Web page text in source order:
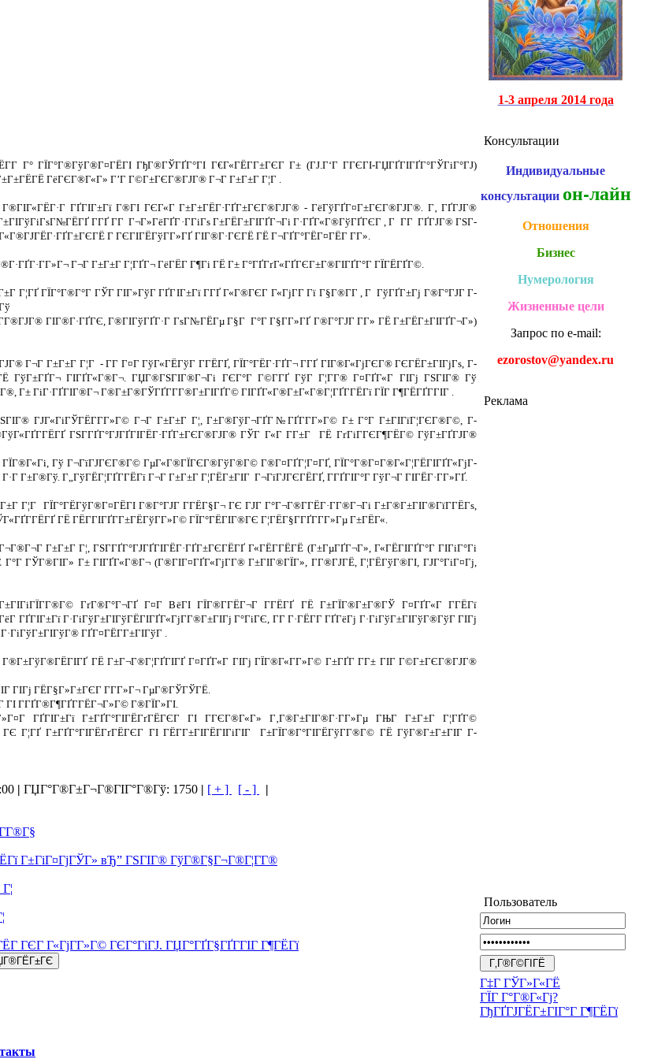
Г° ГЇГ°Г®ГўГ®Г¤ГЁГІ ГђГ®ГЎГҐГ°ГІ Г€Г«ГЁГ­Г±ГЄГ Г± (ГЈ.Г‘Г Г­ГЄГІ-ГЏГҐГІГҐГ°ГЎГіГ°ГЈ)
ГёГЄГ®Г«Г» Г’Г Г©Г±ГЄГ®ГЈГ® Г¬Г Г±Г±Г Г¦Г .
ГҐГІГ±Гї Г®ГІ ГЄГ«Г Г±Г±ГЁГ·ГҐГ±ГЄГ®ГЈГ® - ГёГўГҐГ¤Г±ГЄГ®ГЈГ®. Г‚ ГҐГЈГ®
Г­ГҐ Г­Г Г¬Г»ГёГҐГ·Г­ГіГѕ Г±ГЁГ±ГІГҐГ¬Гі Г·ГҐГ«Г®ГўГҐГЄГ , Г Г­Г ГҐГЈГ® ГЅГ­
Г ГЄГІГЁГўГ­Г»ГҐ ГІГ®Г·ГЄГЁ ГЁ Г¬ГҐГ°ГЁГ¤ГЁГ Г­Г».
Г¬Г Г±Г±Г Г¦ГҐГ¬ ГёГЁГ Г¶Гі ГЁ Г± Г°ГҐГґГ«ГҐГЄГ±Г®ГІГҐГ°Г ГЇГЁГҐГ©.
Г¦ГҐ ГЇГ°Г®Г°Г ГЎГ ГІГ»ГўГ ГҐГІГ±Гї Г­ГҐ Г«Г®ГЄГ Г«ГјГ­Г Гї Г§Г®Г­Г , Г ГўГҐГ±Гј Г®Г°ГЈГ Г­
ГІГ®Г·ГҐГЄ, Г®ГІГўГҐГ·Г ГѕГ№ГЁГµ Г§Г Г°Г Г§Г­Г»ГҐ Г®Г°ГЈГ Г­Г» ГЁ Г±ГЁГ±ГІГҐГ¬Г»)
Г¬Г Г±Г±Г Г¦Г - Г­Г Г¤Г ГўГ«ГЁГўГ Г­ГЁГҐ, ГЇГ°ГЁГ·ГҐГ¬ Г­ГҐ ГІГ®Г«ГјГЄГ® ГЄГЁГ±ГІГјГѕ, Г­
ГўГ±ГҐГ¬ ГІГҐГ«Г®Г¬. ГЏГ®ГЅГІГ®Г¬Гі ГЄГ°Г Г©Г­ГҐ ГўГ Г¦Г­Г® Г¤ГҐГ«Г ГІГј ГЅГІГ® Гў
Г± ГіГ·ГҐГІГ®Г¬ Г®Г±Г®ГЎГҐГ­Г­Г®Г±ГІГҐГ© ГІГҐГ«Г®Г±Г«Г®Г¦ГҐГ­ГЁГї ГЇГ Г¶ГЁГҐГ­ГІГ .
ГЈГ«ГіГЎГЁГ­Г­Г»Г© Г¬Г Г±Г±Г Г¦, Г±Г®ГўГ¬ГҐГ№ГҐГ­Г­Г»Г© Г± Г°Г Г±ГІГїГ¦ГЄГ®Г©, Г­
ГЅГ­ГҐГ°ГЈГҐГІГЁГ·ГҐГ±ГЄГ®ГЈГ® ГЎГ Г«Г Г­Г±Г ГЁ ГґГіГ­ГЄГ¶ГЁГ© ГўГ±ГҐГЈГ®
Гў Г¬ГїГЈГЄГ®Г© ГµГ«Г®ГЇГЄГ®ГўГ®Г© Г®Г¤ГҐГ¦Г¤ГҐ, ГЇГ°Г®Г¤Г®Г«Г¦ГЁГІГҐГ«ГјГ­
Г±Г®Гў. Г„ГўГЁГ¦ГҐГ­ГЁГї Г¬Г Г±Г±Г Г¦ГЁГ±ГІГ Г¬ГїГЈГЄГЁГҐ, Г­ГҐГІГ°Г ГўГ¬Г ГІГЁГ·Г­Г»ГҐ.
Г¦Г ГЇГ°ГЁГўГ®Г¤ГЁГІ Г®Г°ГЈГ Г­ГЁГ§Г¬ ГЄ ГЈГ Г°Г¬Г®Г­ГЁГ·Г­Г®Г¬Гі Г±Г®Г±ГІГ®ГїГ­ГЁГѕ,
ГЁ ГЁГ­ГІГҐГ­Г±ГЁГўГ­Г»Г© ГЇГ°ГЁГІГ®ГЄ Г¦ГЁГ§Г­ГҐГ­Г­Г»Гµ Г±ГЁГ«.
Г±Г±Г Г¦, ГЅГ­ГҐГ°ГЈГҐГІГЁГ·ГҐГ±ГЄГЁГҐ Г«ГЁГ­ГЁГЁ (Г±ГµГҐГ¬Г», Г«ГЁГІГҐГ°Г ГІГіГ°Гі
ГЎГ®ГІГ» Г± ГІГҐГ«Г®Г¬ (Г®ГІГ¤ГҐГ«ГјГ­Г® Г±ГІГ®ГЇГ», Г­Г®ГЈГЁ, Г¦ГЁГўГ®ГІ, ГЈГ°ГіГ¤Гј,
ГґГ®Г°Г¬ГҐ Г¤Г ВёГІ ГЇГ®Г­ГЁГ¬Г Г­ГЁГҐ ГЁ Г±ГЇГ®Г±Г®ГЎ Г¤ГҐГ«Г Г­ГЁГї
Г·ГіГўГ±ГІГўГЁГІГҐГ«ГјГ­Г®Г±ГІГј Г°ГіГЄ, Г­Г Г·ГЁГ­Г ГҐГёГј Г·ГіГўГ±ГІГўГ®ГўГ ГІГј
ГҐГ¤ГЁГ­Г±ГІГўГ .
ГЁ Г±Г¬Г®Г¦ГҐГІГҐ Г¤ГҐГ«Г ГІГј ГЇГ®Г«Г­Г»Г© Г±ГҐГ Г­Г± ГІГ Г©Г±ГЄГ®ГЈГ®
ГІГј ГЁГ§Г»Г±ГЄГ Г­Г­Г»Г¬ ГµГ®ГЎГЎГЁ.
ГІ Г­ГҐГ®Г¶ГҐГ­ГЁГ¬Г»Г© Г®ГЇГ»ГІ.
ГҐГІГ±Гї Г±ГҐГ°ГІГЁГґГЁГЄГ ГІ ГГЄГ®Г«Г» Г‚Г®Г±ГІГ®Г·Г­Г»Гµ ГЊГ Г±Г±Г Г¦ГҐГ©
Г¦ГҐ Г±ГҐГ°ГІГЁГґГЁГЄГ ГІ ГЁГ­Г±ГІГЁГІГіГІГ Г±ГЇГ®Г°ГІГЁГўГ­Г®Г© ГЁ ГўГ®Г±Г±ГІГ Г­
| ГЏГ°Г®Г±Г¬Г®ГІГ°Г®Гў: 1750 | [ + ] [ - ]
|
Г±ГіГ¤ГјГЎГ» вЂ” ГЅГІГ® ГўГ®Г§Г¬Г®Г¦Г­Г®
ГЄГ Г«ГјГ­Г»Г© ГЄГ°ГіГЈ. ГЏГ°ГҐГ§ГҐГ­ГІГ Г¶ГЁГї
1-3 апреля 2014 года
Консультации
Индивидуальные
консультации он-лайн
Отношения
Бизнес
Нумерология
Жизненные цели
Запрос по e-mail:
ezorostov@yandex.ru
Реклама
Пользователь
Г‡Г ГЎГ»Г«ГЁ
ГЇГ Г°Г®Г«Гј?
ГђГҐГЈГЁГ±ГІГ°Г Г¶ГЁГї